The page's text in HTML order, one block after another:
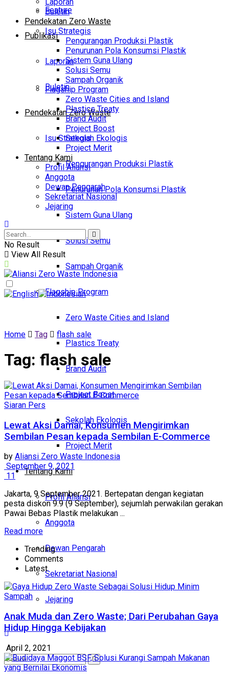
Feature
Publikasi
Laporan
Buletin
Pendekatan Zero Waste
Isu Strategis
Pengurangan Produksi Plastik
Penurunan Pola Konsumsi Plastik
Sistem Guna Ulang
Solusi Semu
Sampah Organik
Flagship Program
Zero Waste Cities and Island
Plastics Treaty
Brand Audit
Project Boost
Sekolah Ekologis
Project Merit
Tentang Kami
Profil Aliansi
Anggota
Dewan Pengarah
Sekretariat Nasional
Jejaring
Buletin
Pendekatan Zero Waste
Isu Strategis
Pengurangan Produksi Plastik
Penurunan Pola Konsumsi Plastik
Sistem Guna Ulang
Solusi Semu
Sampah Organik
Flagship Program
Zero Waste Cities and Island
Plastics Treaty
Brand Audit
Project Boost
Sekolah Ekologis
Project Merit
Tentang Kami
Profil Aliansi
Anggota
Dewan Pengarah
Sekretariat Nasional
Jejaring
No Result
View All Result
Home Tag flash sale
Tag: flash sale
Siaran Pers
Lewat Aksi Damai, Konsumen Mengirimkan
Sembilan Pesan kepada Sembilan E-Commerce
by Aliansi Zero Waste Indonesia
September 9, 2021
11
Jakarta, 9 September 2021. Bertepatan dengan kegiatan
pesta diskon 9.9 (9 September), sejumlah perwakilan gerakan
Pawai Bebas Plastik melakukan ...
Read more
Trending
Comments
Latest
Anak Muda dan Zero Waste; Dari Perubahan Gaya
Hidup Hingga Kebijakan
April 2, 2021